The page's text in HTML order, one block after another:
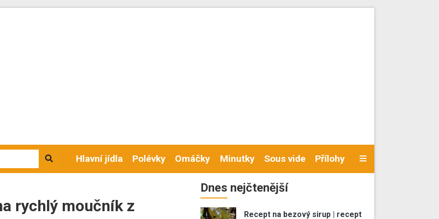
Hlavní jídla Polévky Omáčky Minutky Sous vide Přílohy
rychlý moučník z
Dnes nejčtenější
Recept na bezový sirup | recept